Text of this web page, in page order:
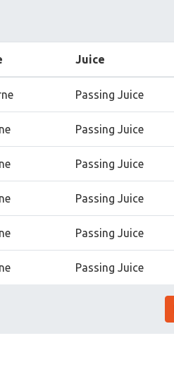
Juice
Passing Juice
Passing Juice
Passing Juice
Passing Juice
Passing Juice
Passing Juice